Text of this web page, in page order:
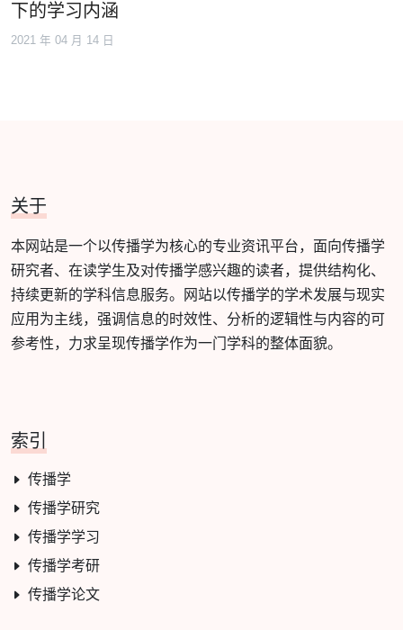
下的学习内涵
2021 年 04 月 14 日
关于
本网站是一个以传播学为核心的专业资讯平台，面向传播学
研究者、在读学生及对传播学感兴趣的读者，提供结构化、
持续更新的学科信息服务。网站以传播学的学术发展与现实
应用为主线，强调信息的时效性、分析的逻辑性与内容的可
参考性，力求呈现传播学作为一门学科的整体面貌。
索引
传播学
传播学研究
传播学学习
传播学考研
传播学论文